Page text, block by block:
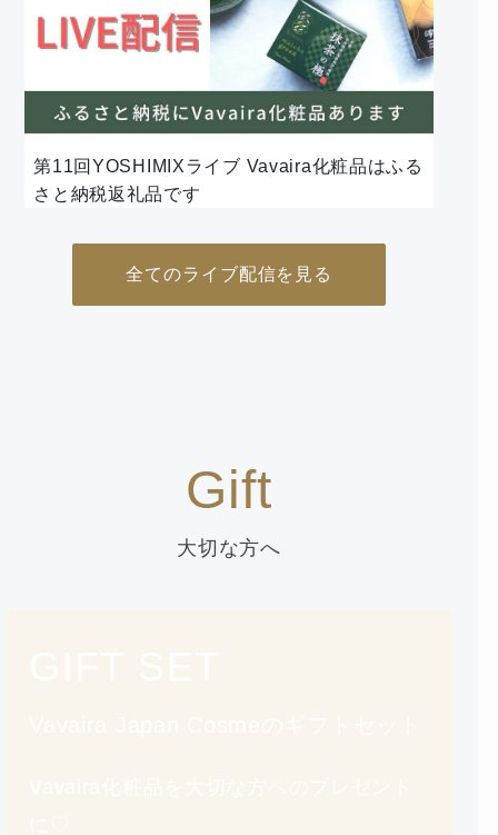
第11回YOSHIMIXライブ Vavaira化粧品はふる
さと納税返礼品です
全てのライブ配信を見る
Gift
大切な方へ